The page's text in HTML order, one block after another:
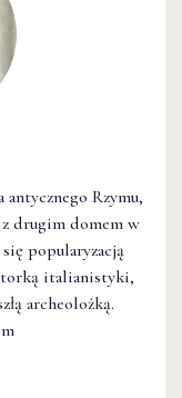
antycznego Rzymu,
drugim domem w
popularyzacją
italianistyki,
archeolożką.